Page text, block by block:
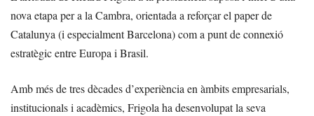
nova etapa per a la Cambra, orientada a reforçar el paper de
Catalunya (i especialment Barcelona) com a punt de connexió
estratègic entre Europa i Brasil.
Amb més de tres dècades d’experiència en àmbits empresarials,
institucionals i acadèmics, Frigola ha desenvolupat la seva